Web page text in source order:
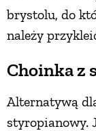
brystolu, do
należy
Choinka z
Alternatywą
styropianowy.